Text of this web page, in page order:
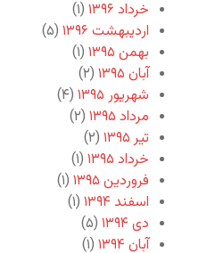
خرداد ۱۳۹۶
(۱)
اردیبهشت ۱۳۹۶
(۵)
بهمن ۱۳۹۵
(۱)
آبان ۱۳۹۵
(۲)
شهریور ۱۳۹۵
(۴)
مرداد ۱۳۹۵
(۲)
تیر ۱۳۹۵
(۲)
خرداد ۱۳۹۵
(۱)
فروردین ۱۳۹۵
(۱)
اسفند ۱۳۹۴
(۱)
دی ۱۳۹۴
(۵)
آبان ۱۳۹۴
(۱)